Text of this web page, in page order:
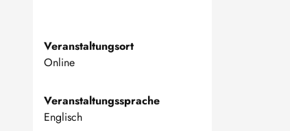
Veranstaltungsort
Online
Veranstaltungssprache
Englisch